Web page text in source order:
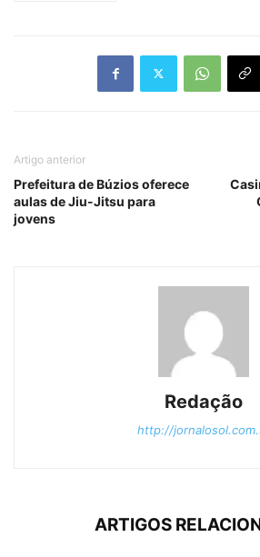
Artigo anterior
Prefeitura de Búzios oferece
aulas de Jiu-Jitsu para
jovens
Redação
http://
ARTIGOS